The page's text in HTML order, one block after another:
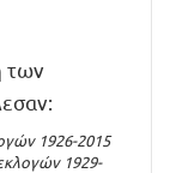
των
1926-2015
1929-